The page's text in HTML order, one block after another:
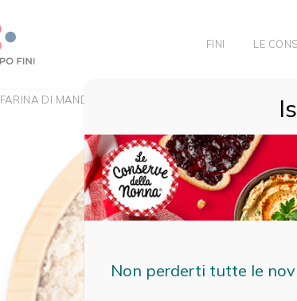
FINI LE
FARINA DI MANDORLE
Non perderti tutte le